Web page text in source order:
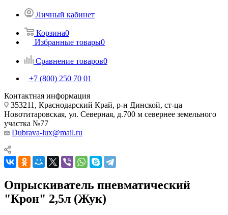
Личный кабинет
Корзина0
Избранные товары0
Сравнение товаров0
+7 (800) 250 70 01
Контактная информация
353211, Краснодарский Край, р-н Динской, ст-ца
Новотитаровская, ул. Северная, д.700 м севернее земельного
участка №77
Dubrava-lux@mail.ru
Опрыскиватель пневматический
"Крон" 2,5л (Жук)